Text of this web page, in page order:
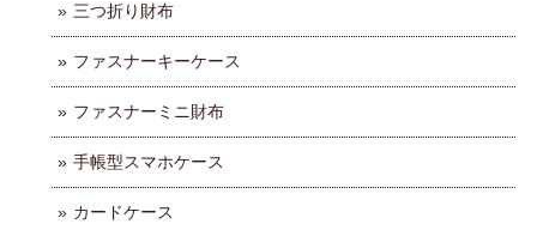
三つ折り財布
ファスナーキーケース
ファスナーミニ財布
手帳型スマホケース
カードケース